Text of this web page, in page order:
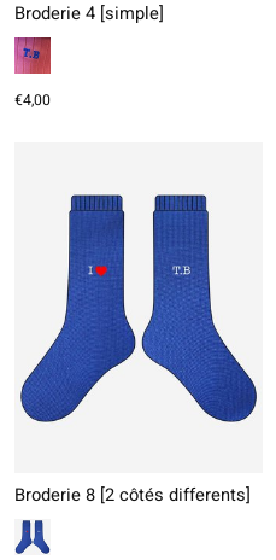
Broderie 4 [simple]
€4,00
Broderie 8 [2 côtés differents]